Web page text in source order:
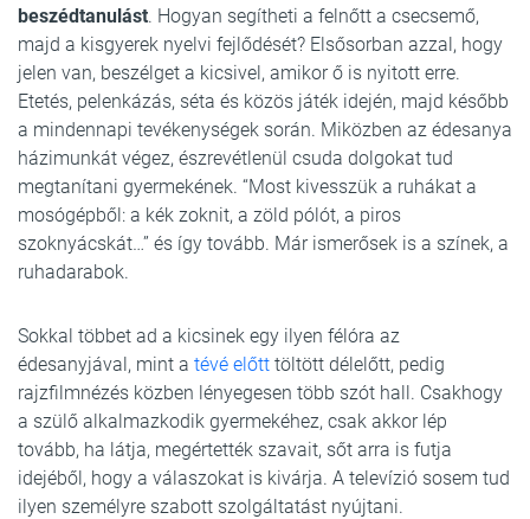
beszédtanulást. Hogyan segítheti a felnőtt a csecsemő,
majd a kisgyerek nyelvi fejlődését? Elsősorban azzal, hogy
jelen van, beszélget a kicsivel, amikor ő is nyitott erre.
Etetés, pelenkázás, séta és közös játék idején, majd később
a mindennapi tevékenységek során. Miközben az édesanya
házimunkát végez, észrevétlenül csuda dolgokat tud
megtanítani gyermekének. “Most kivesszük a ruhákat a
mosógépből: a kék zoknit, a zöld pólót, a piros
szoknyácskát…” és így tovább. Már ismerősek is a színek, a
ruhadarabok.
Sokkal többet ad a kicsinek egy ilyen félóra az
édesanyjával, mint a tévé előtt töltött délelőtt, pedig
rajzfilmnézés közben lényegesen több szót hall. Csakhogy
a szülő alkalmazkodik gyermekéhez, csak akkor lép
tovább, ha látja, megértették szavait, sőt arra is futja
idejéből, hogy a válaszokat is kivárja. A televízió sosem tud
ilyen személyre szabott szolgáltatást nyújtani.